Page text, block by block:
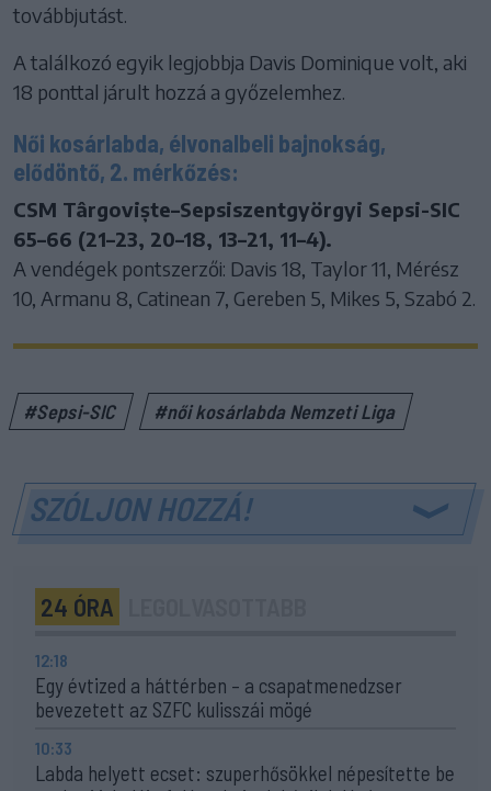
továbbjutást.
A találkozó egyik legjobbja Davis Dominique volt, aki
18 ponttal járult hozzá a győzelemhez.
Női kosárlabda, élvonalbeli bajnokság,
elődöntő, 2. mérkőzés:
CSM Târgoviște–Sepsiszentgyörgyi Sepsi-SIC
65–66 (21–23, 20–18, 13–21, 11–4).
A vendégek pontszerzői: Davis 18, Taylor 11, Mérész
10, Armanu 8, Catinean 7, Gereben 5, Mikes 5, Szabó 2.
#Sepsi-SIC #női kosárlabda Nemzeti Liga
SZÓLJON HOZZÁ!
24 ÓRA
12:18
Egy évtized a háttérben – a csapatmenedzser
bevezetett az SZFC kulisszái mögé
10:33
Labda helyett ecset: szuperhősökkel népesítette be